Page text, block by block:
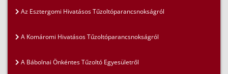
>
Az Esztergomi Hivatásos Tűzoltóparancsnokságról
A Komáromi Hivatásos Tűzoltóparancsnokságról
A Bábolnai Önkéntes Tűzoltó Egyesületről